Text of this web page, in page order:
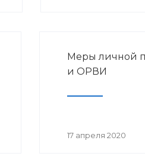
Зиннуровой. В нем
участие
Меры личной
и ОРВИ
17 апреля 2020